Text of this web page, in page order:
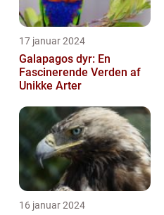
17 januar 2024
Galapagos dyr: En
Fascinerende Verden af
Unikke Arter
16 januar 2024